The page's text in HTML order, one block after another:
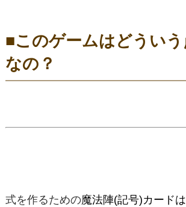
■このゲームはどうい
なの？
式を作るための魔法陣(記号)カード